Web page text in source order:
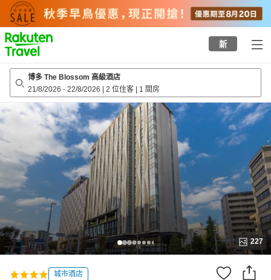
to
top
page
新
博多 The Blossom 高級酒店
21/8/2026 - 22/8/2026 | 2 位住客 | 1 間房
227
城市酒店